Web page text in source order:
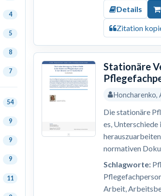
4
5
8
7
54
9
9
9
11
Details
Zitation
Stationäre
Honcharenko,
Die stationäre
es,
normativen
Schlagworte:
Arbeit,